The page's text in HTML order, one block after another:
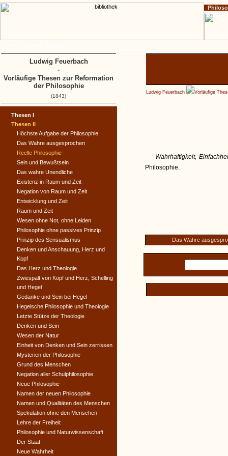
Ludwig Feuerbach Vorläufige
Wahrhaftigkeit,
Philosophie.
Das Wahre
Thesen I
Thesen II
Höchste Aufgabe der Philosophie
Das Wahre ausgesprochen
Reelle Philosophie
Sein und Bewußtsein
Das wahre Unendliche
Existenz in Raum und Zeit
Negation von Raum und Zeit
Entwicklung und Zeit
Raum und Zeit
Wesen ohne Not, ohne Leiden
Philosophie ohne passives Prinzip
Prinzip des Sensualismus
Denken und Anschauung, Herz und
Kopf
Das Herz und Theologie
Zwiespalt von Kopf und Herz, Schelling
und Hegel
Gedanke und Sein bei Hegel
Hegelsche Philosophie und Theologie
Letzte Stütze der Theologie
Denken und Sein
Wesen der Natur
Einheit von Denken und Sein zerrissen
Mysterien der Philosophie
Grund des Menschen
Negation aller Schulphilosophie
Neue Philosophie
Namen der neuen Philosophie
Namen und Qualitäten des Menschen
Spekulation ohne den Menschen
Lehre der Freiheit
Philosophie und Naturwissenschaft
Der Staat
Neue Wahrheit
Ludwig Feuerbach
-
Vorläufige Thesen zur Reformation
der Philosophie
(1843)